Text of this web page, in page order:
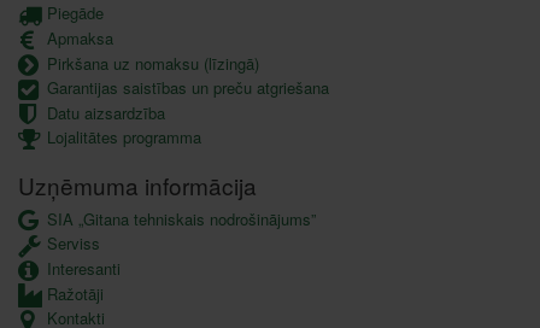
Piegāde
Apmaksa
Pirkšana uz nomaksu (līzingā)
Garantijas saistības un preču atgriešana
Datu aizsardzība
Lojalitātes programma
Uzņēmuma informācija
SIA „Gitana tehniskais nodrošinājums”
Serviss
Interesanti
Ražotāji
Kontakti